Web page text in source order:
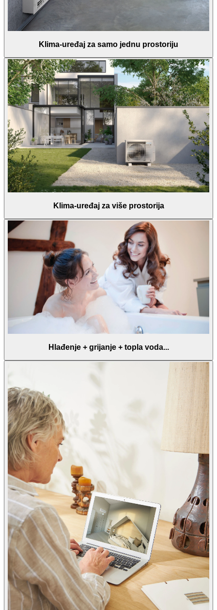
Klima-uređaj za samo jednu prostoriju
Klima-uređaj za više prostorija
Hlađenje + grijanje + topla voda...